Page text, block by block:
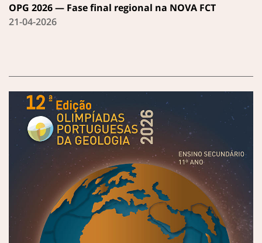
OPG 2026 — Fase final regional na NOVA FCT
21-04-2026